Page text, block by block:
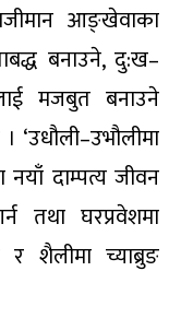
आङ्खेवाका
बनाउने, दु:ख–
मजबुत बनाउने
नयाँ दाम्पत्य जीवन
तथा घरप्रवेशमा
शैलीमा च्याब्रुङ